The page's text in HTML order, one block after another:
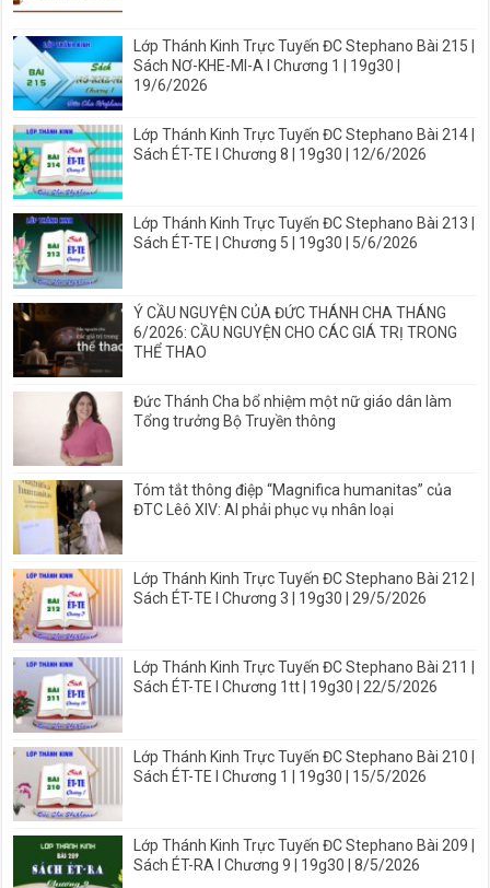
Lớp Thánh Kinh Trực Tuyến ĐC Stephano Bài 215 |
Sách NƠ-KHE-MI-A I Chương 1 | 19g30 |
19/6/2026
Lớp Thánh Kinh Trực Tuyến ĐC Stephano Bài 214 |
Sách ÉT-TE I Chương 8 | 19g30 | 12/6/2026
Lớp Thánh Kinh Trực Tuyến ĐC Stephano Bài 213 |
Sách ÉT-TE | Chương 5 | 19g30 | 5/6/2026
Ý CẦU NGUYỆN CỦA ĐỨC THÁNH CHA THÁNG
6/2026: CẦU NGUYỆN CHO CÁC GIÁ TRỊ TRONG
THỂ THAO
Đức Thánh Cha bổ nhiệm một nữ giáo dân làm
Tổng trưởng Bộ Truyền thông
Tóm tắt thông điệp “Magnifica humanitas” của
ĐTC Lêô XIV: AI phải phục vụ nhân loại
Lớp Thánh Kinh Trực Tuyến ĐC Stephano Bài 212 |
Sách ÉT-TE I Chương 3 | 19g30 | 29/5/2026
Lớp Thánh Kinh Trực Tuyến ĐC Stephano Bài 211 |
Sách ÉT-TE I Chương 1tt | 19g30 | 22/5/2026
Lớp Thánh Kinh Trực Tuyến ĐC Stephano Bài 210 |
Sách ÉT-TE I Chương 1 | 19g30 | 15/5/2026
Lớp Thánh Kinh Trực Tuyến ĐC Stephano Bài 209 |
Sách ÉT-RA I Chương 9 | 19g30 | 8/5/2026